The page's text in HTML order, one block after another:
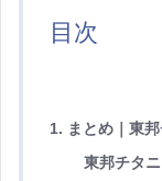
目次
1. まとめ｜東
東邦チタ